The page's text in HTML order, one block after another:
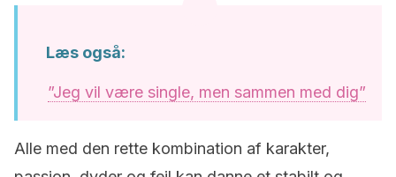
Læs også:
”Jeg vil være single, men sammen med dig”
Alle med den rette kombination af karakter,